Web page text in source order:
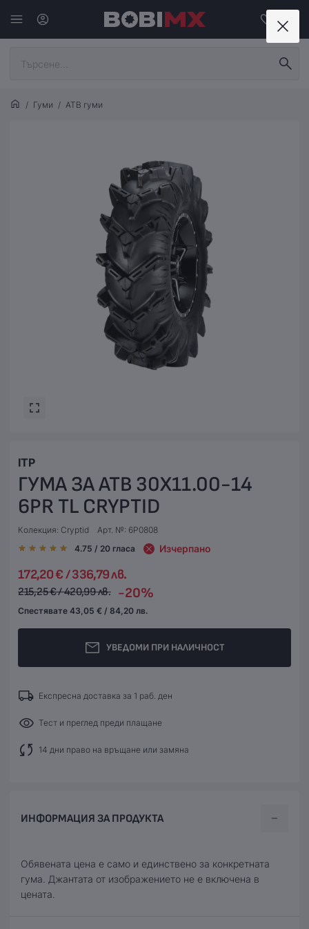
Гуми АТВ гуми
ITP
ГУМА ЗА АТВ 30X11.00-14
6PR TL CRYPTID
Колекция: Cryptid
Арт. №: 6P0808
4.75 / 20 гласа Изчерпано
172,20 € / 336,79 лв.
215,25 € / 420,99 лв. -20%
Спестявате 43,05 € / 84,20 лв.
УВЕДОМИ ПРИ НАЛИЧНОСТ
Експресна доставка за 1 раб. ден
Тест и преглед преди плащане
14 дни право на връщане или замяна
ИНФОРМАЦИЯ ЗА ПРОДУКТА
Обявената цена е само и единствено за конкретната
гума. Джантата от изображението не е включена в
цената.